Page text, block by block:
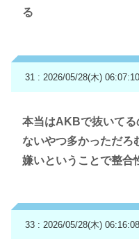
る
31 : 2026/05/28(木)
本当はAKBで抜いて
ないやつ多かっただろ
嫌いということで整合
33 : 2026/05/28(木)